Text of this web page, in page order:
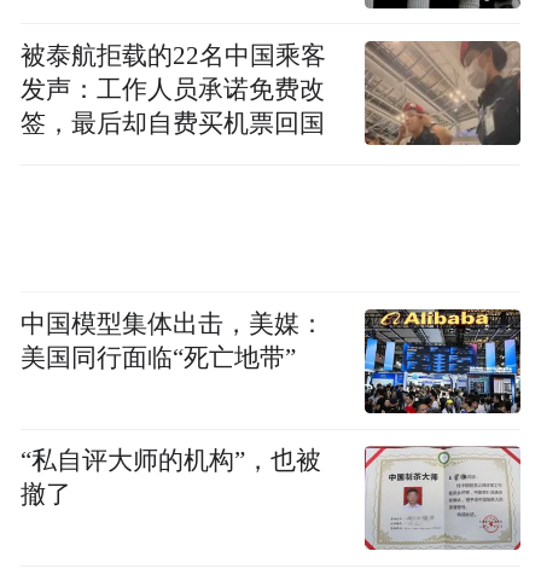
被泰航拒载的22名中国乘客
发声：工作人员承诺免费改
签，最后却自费买机票回国
中国模型集体出击，美媒：
美国同行面临“死亡地带”
“私自评大师的机构”，也被
撤了